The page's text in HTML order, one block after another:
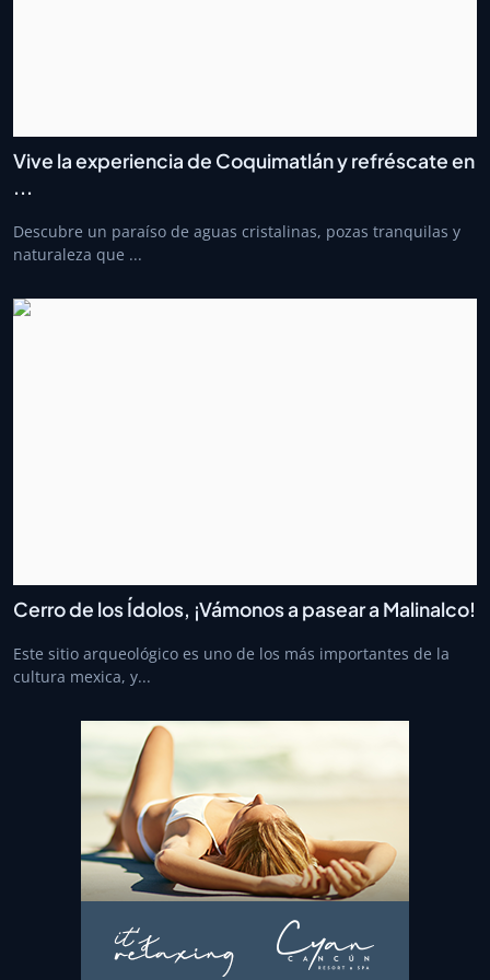
Vive la experiencia de Coquimatlán y refréscate en
...
Descubre un paraíso de aguas cristalinas, pozas tranquilas y
naturaleza que ...
Cerro de los Ídolos, ¡Vámonos a pasear a Malinalco!
Este sitio arqueológico es uno de los más importantes de la
cultura mexica, y...